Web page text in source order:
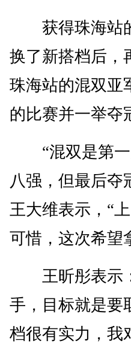
获得珠海站的
换了新搭档后，
珠海站的混双亚
的比赛并一举夺
“混双是第一
八强，但最后夺
王大维表示，“
可惜，这次希望
王昕彤表示：
手，目标就是要
档很有实力，我